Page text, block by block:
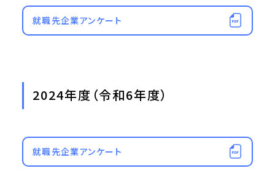
就職先企業アンケート
2024年度（令和6年度）
就職先企業アンケート